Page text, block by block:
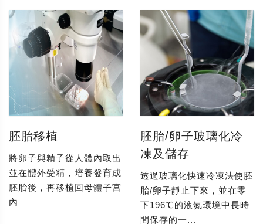
胚胎移植
將卵子與精子從人體內取出
並在體外受精，培養發育成
胚胎後，再移植回母體子宮
內
胚胎/卵子玻璃化冷
凍及儲存
透過玻璃化快速冷凍法使胚
胎/卵子靜止下來，並在零
下196℃的液氮環境中長時
間保存的一...